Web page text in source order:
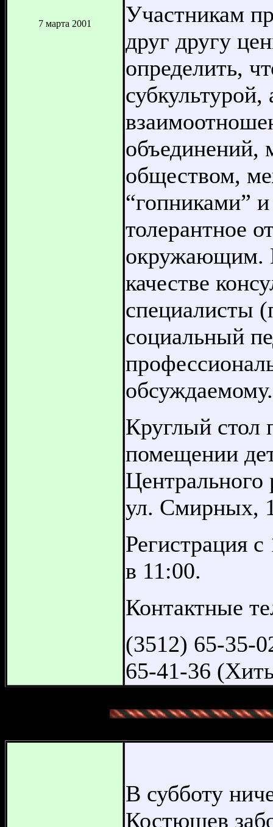
7 марта 2001
Участникам
друг другу
определить,
объединений,
обществом,
“гопниками”
толерантное
окружающим.
качестве
специалисты
социальный
обсуждаемому.
Круглый стол
помещении
Центрального
ул. Смирных,
Регистрация
в 11:00.
Контактные
(3512) 65-35-
65-41-36
В субботу
Костюшев